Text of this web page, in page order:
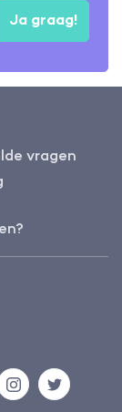
Ja graag!
vragen
InstagramTwitter